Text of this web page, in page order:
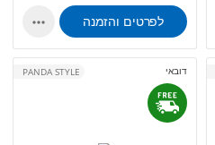
לפרטים והזמנה 
דובאי PANDA STYLE